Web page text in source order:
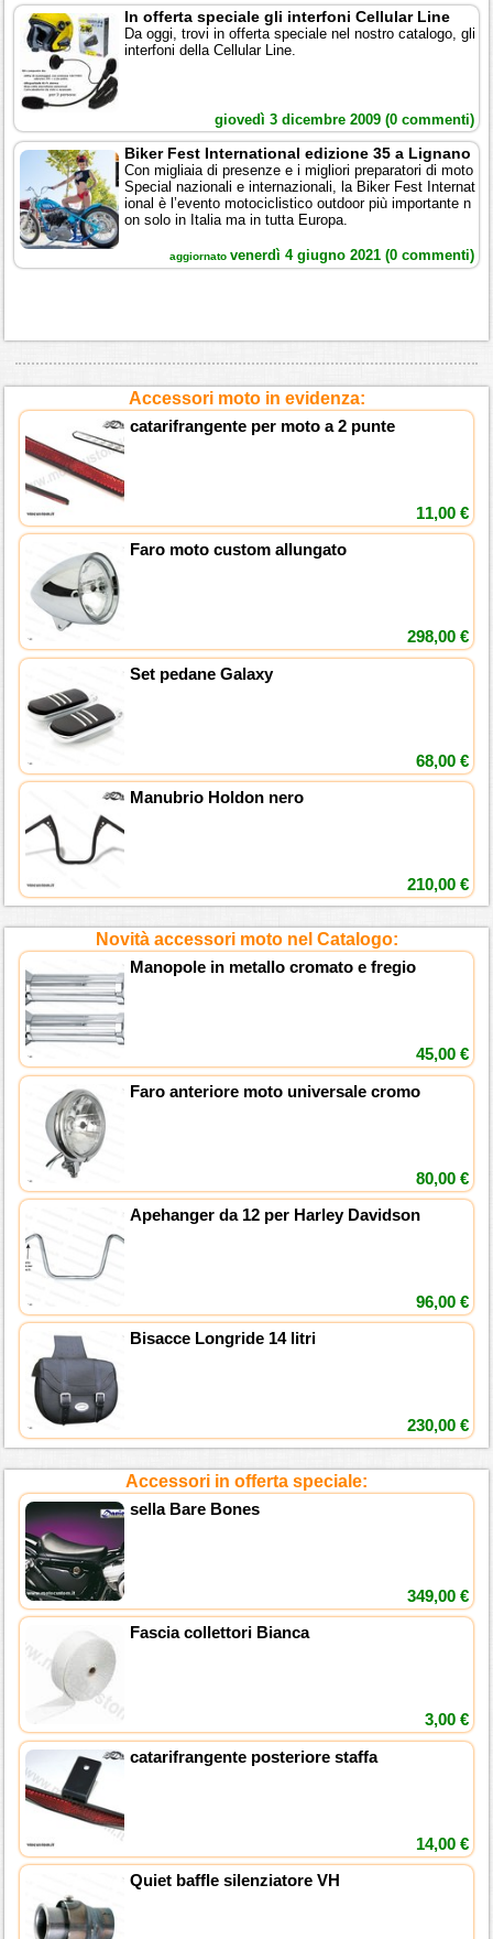
In offerta speciale gli interfoni Cellular Line
Da oggi, trovi in offerta speciale nel nostro catalogo, gli
interfoni della Cellular Line.
giovedì 3 dicembre 2009 (0 commenti)
Biker Fest International edizione 35 a Lignano
Con migliaia di presenze e i migliori preparatori di moto
Special nazionali e internazionali, la Biker Fest Internat
ional è l’evento motociclistico outdoor più importante n
on solo in Italia ma in tutta Europa.
aggiornato venerdì 4 giugno 2021 (0 commenti)
Accessori moto in evidenza:
catarifrangente per moto a 2 punte
11,00 €
Faro moto custom allungato
298,00 €
Set pedane Galaxy
68,00 €
Manubrio Holdon nero
210,00 €
Novità accessori moto nel Catalogo:
Manopole in metallo cromato e fregio
45,00 €
Faro anteriore moto universale cromo
80,00 €
Apehanger da 12 per Harley Davidson
96,00 €
Bisacce Longride 14 litri
230,00 €
Accessori in offerta speciale:
sella Bare Bones
349,00 €
Fascia collettori Bianca
3,00 €
catarifrangente posteriore staffa
14,00 €
Quiet baffle silenziatore VH